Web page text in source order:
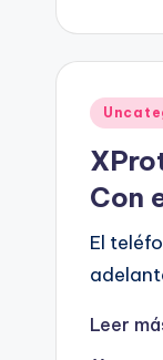
Con
El
Leer